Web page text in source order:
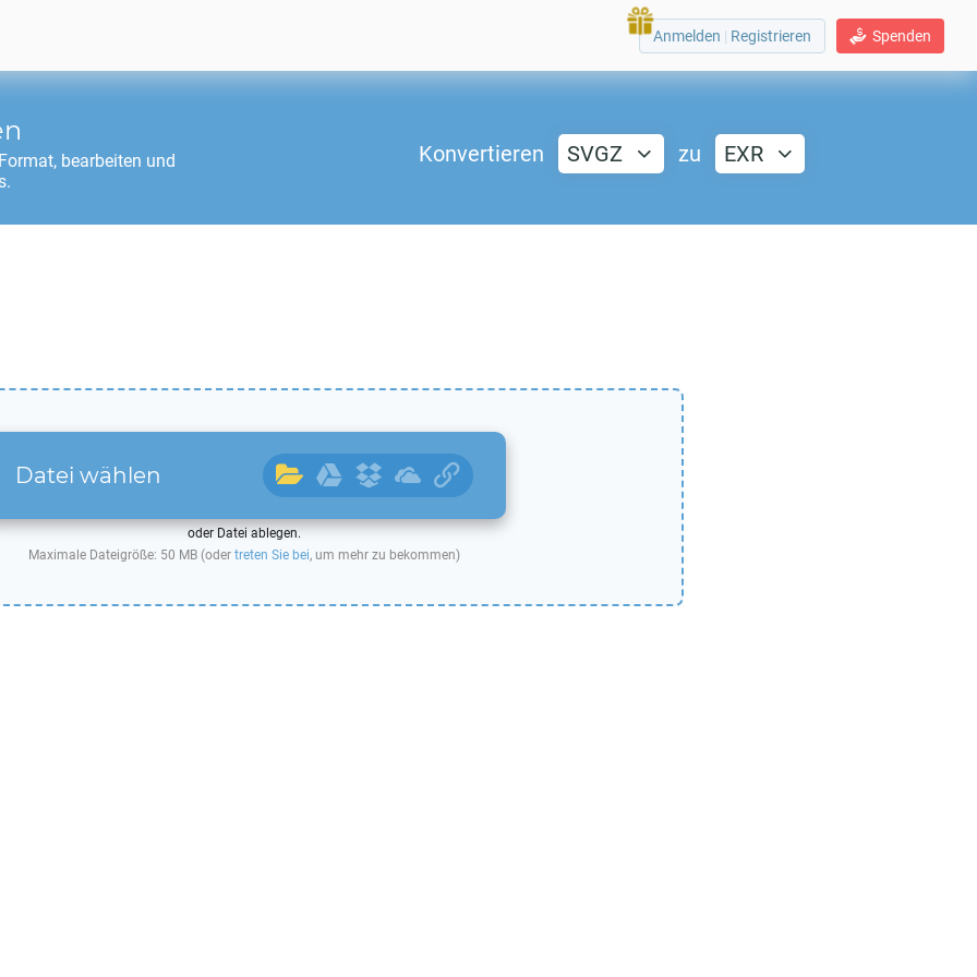
Spenden
Anmelden | Registrieren
Format, bearbeiten und
Konvertieren SVGZ zu EXR
Datei wählen
oder Datei ablegen.
Maximale Dateigröße: 50 MB (oder treten Sie bei, um mehr zu bekommen)